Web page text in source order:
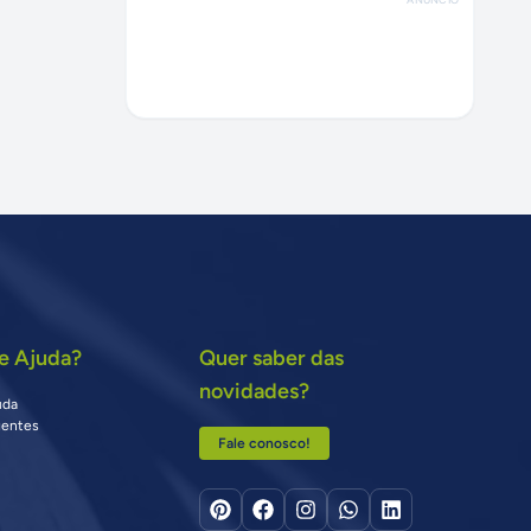
Ajuda?
Quer saber das
novidades?
Fale conosco!